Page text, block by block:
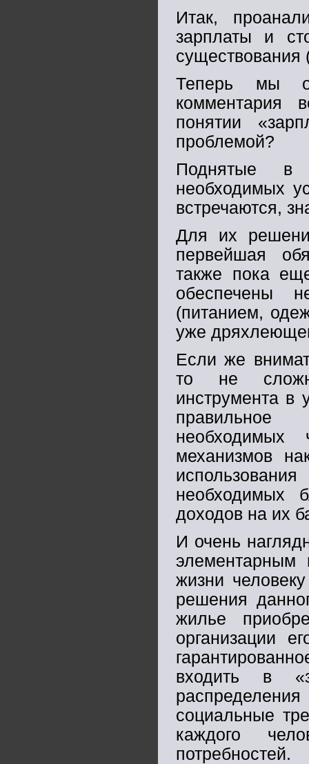
Итак,
зарплаты и
Теперь мы
комментария
понятии
проблемой?
Поднятые в
необходимых
встречаются,
Для их
первейшая
также пока
обеспечены
(питанием,
уже
Если же
то не
инструмента в
правильное
необходимых
механизмов
необходимых
доходов на их
И очень
элементарным
жизни
решения
жилье
организации
входить в
социальные
каждого
потребностей.